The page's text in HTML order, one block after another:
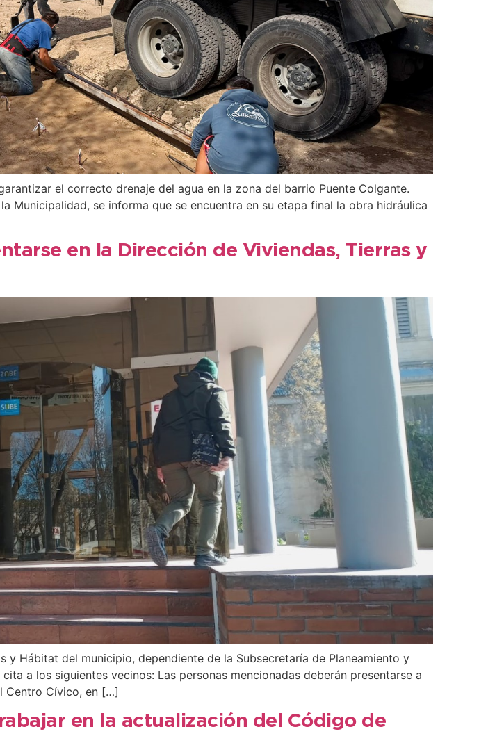
el correcto drenaje del agua en la zona del barrio Puente Colgante.
Municipalidad, se informa que se encuentra en su etapa final la obra hidráulica
en la Dirección de Viviendas, Tierras y
y Hábitat del municipio, dependiente de la Subsecretaría de Planeamiento y
a los siguientes vecinos: Las personas mencionadas deberán presentarse a
Centro Cívico, en […]
en la actualización del Código de